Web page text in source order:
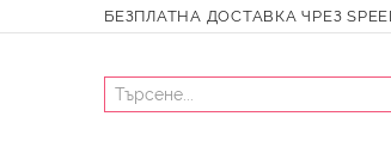
БЕЗПЛАТНА ДОСТАВКА ЧРЕЗ